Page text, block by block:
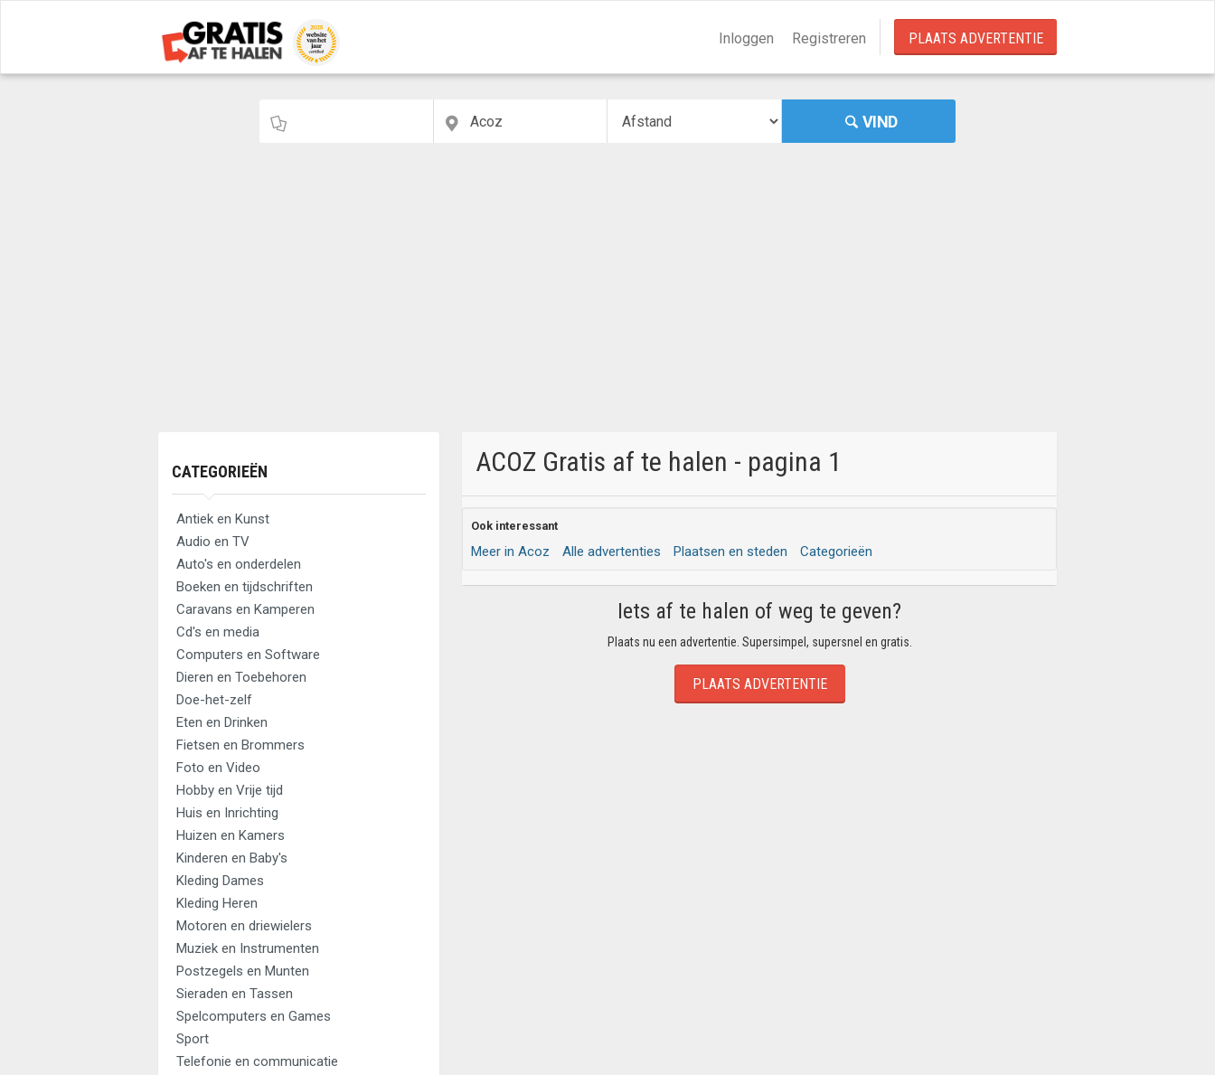
Inloggen Registreren PLAATS ADVERTENTIE
VIND
CATEGORIEËN
Antiek en Kunst
Audio en TV
Auto's en onderdelen
Boeken en tijdschriften
Caravans en Kamperen
Cd's en media
Computers en Software
Dieren en Toebehoren
Doe-het-zelf
Eten en Drinken
Fietsen en Brommers
Foto en Video
Hobby en Vrije tijd
Huis en Inrichting
Huizen en Kamers
Kinderen en Baby's
Kleding Dames
Kleding Heren
Motoren en driewielers
Muziek en Instrumenten
Postzegels en Munten
Sieraden en Tassen
Spelcomputers en Games
Sport
Telefonie en communicatie
ACOZ Gratis af te halen - pagina 1
Ook interessant
Meer in Acoz Alle advertenties Plaatsen en steden Categorieën
Iets af te halen of weg te geven?
Plaats nu een advertentie. Supersimpel, supersnel en gratis.
PLAATS ADVERTENTIE